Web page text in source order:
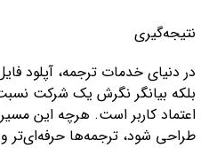
نتیجه‌گیری
در دنیای خدمات ترجمه، آپلود
بلکه بیانگر نگرش یک شرکت
اعتماد کاربر است. هرچه این
طراحی شود، ترجمه‌ها حرفه‌ای‌تر